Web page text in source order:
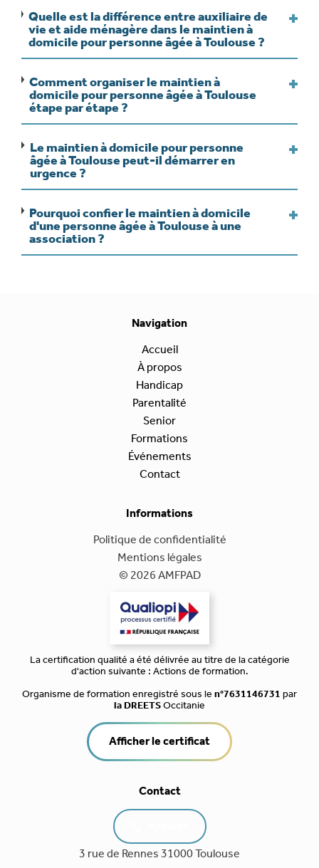
Quelle est la différence entre auxiliaire de
vie et aide ménagère dans le maintien à
domicile pour personne âgée à Toulouse ?
Comment organiser le maintien à
domicile pour personne âgée à Toulouse
étape par étape ?
Le maintien à domicile pour personne
âgée à Toulouse peut-il démarrer en
urgence ?
Pourquoi confier le maintien à domicile
d'une personne âgée à Toulouse à une
association ?
Navigation
Accueil
À propos
Handicap
Parentalité
Senior
Formations
Événements
Contact
Informations
Politique de confidentialité
Mentions légales
© 2026 AMFPAD
La certification qualité a été délivrée au titre de la catégorie
d'action suivante : Actions de formation.
Organisme de formation enregistré sous len°7631146731par
la DREETSOccitanie
Afficher le certificat
Contact
3 rue de Rennes 31000 Toulouse